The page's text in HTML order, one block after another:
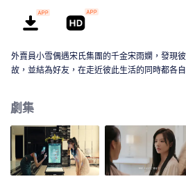
外賣員小雪偶遇宋氏集團的千金宋雨嫻，發現
故，並結為好友，在走近彼此生活的同時都各
劇集